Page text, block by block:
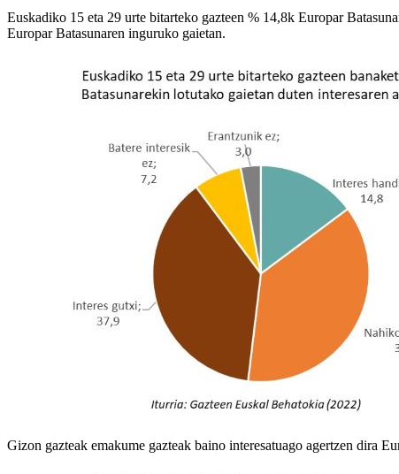
Euskadiko 15 eta 29 urte bitarteko gazteen % 14,8k Europar
Europar Batasunaren inguruko gaietan.
Gizon gazteak emakume gazteak baino interesatuago agertzen dira